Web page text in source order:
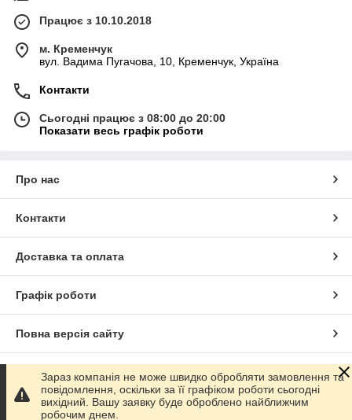
Працює з 10.10.2018
м. Кременчук
вул. Вадима Пугачова, 10, Кременчук, Україна
Контакти
Сьогодні працює з 08:00 до 20:00
Показати весь графік роботи
Про нас
Контакти
Доставка та оплата
Графік роботи
Повна версія сайту
Сайт створено на маркетплейсіProm.ua
Політика конфіденційності
Зараз компанія не може швидко обробляти замовлення та
повідомлення, оскільки за її графіком роботи сьогодні
вихідний. Вашу заявку буде оброблено найближчим
робочим днем.